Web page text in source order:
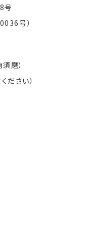
号
号）
磨）
ださい）